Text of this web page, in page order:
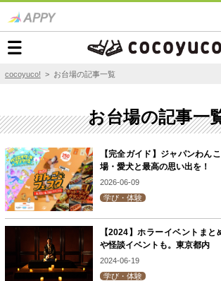
cocoyuco! > お台場の記事一覧
お台場の記事一
【完全ガイド】ジャパンわん
場・愛犬と最高の思い出を！
2026-06-09
学び・体験
【2024】ホラーイベントま
や怪談イベントも。東京都内
2024-06-19
学び・体験